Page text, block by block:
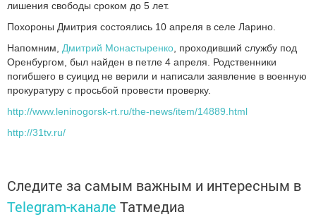
лишения свободы сроком до 5 лет.
Похороны Дмитрия состоялись 10 апреля в селе Ларино.
Напомним, Дмитрий Монастыренко, проходивший службу под
Оренбургом, был найден в петле 4 апреля. Родственники
погибшего в суицид не верили и написали заявление в военную
прокуратуру с просьбой провести проверку.
http://www.leninogorsk-rt.ru/the-news/item/14889.html
http://31tv.ru/
Следите за самым важным и интересным в
Telegram-канале Татмедиа